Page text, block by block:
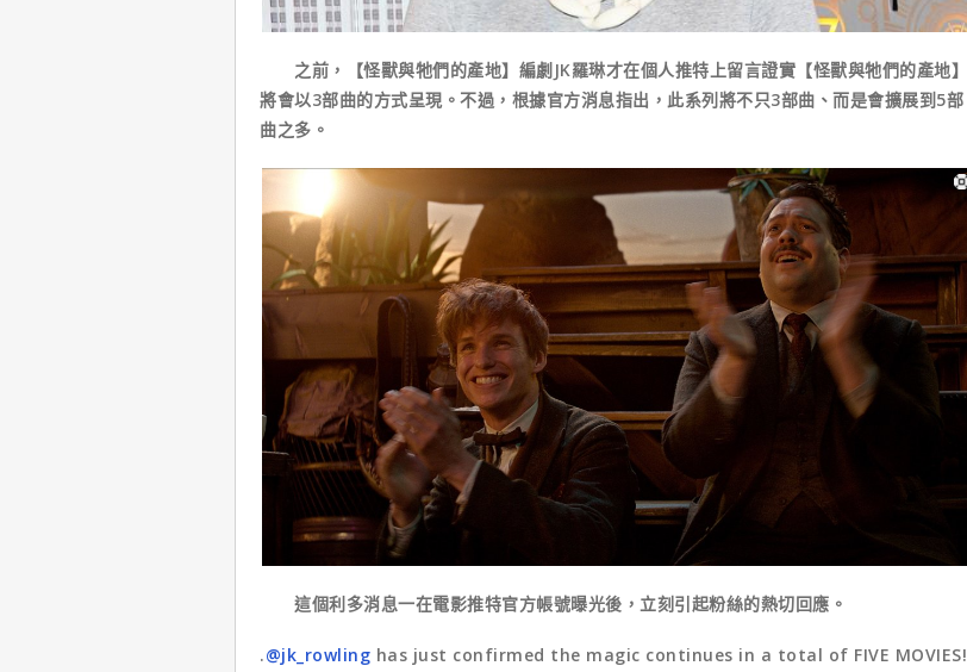
之前，【怪獸與牠們的產地】編劇JK羅琳才在個人推特上留言證實【怪獸與牠們的產地】
將會以3部曲的方式呈現。不過，根據官方消息指出，此系列將不只3部曲、而是會擴展到5部
曲之多。
這個利多消息一在電影推特官方帳號曝光後，立刻引起粉絲的熱切回應。
.@jk_rowling has just confirmed the magic continues in a total of FIVE MOVIES!